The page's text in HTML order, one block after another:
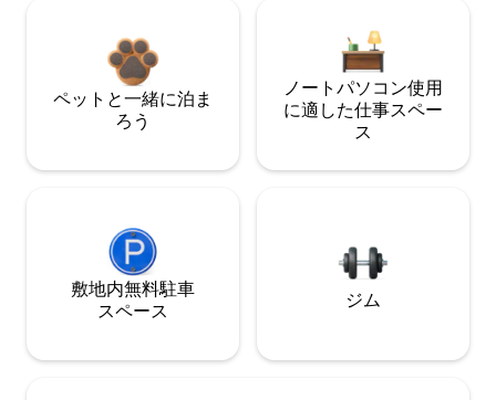
ペットと一緒に泊ま
ろう
ノートパソコン使用
に適した仕事スペー
ス
敷地内無料駐⁠車
ス⁠ペ⁠ー⁠ス
ジム